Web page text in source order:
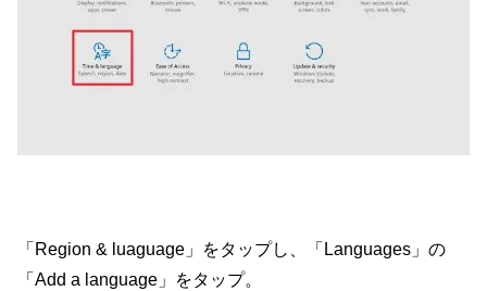
「Region & luaguage」をタップし、「Languages」の
「Add a language」をタップ。